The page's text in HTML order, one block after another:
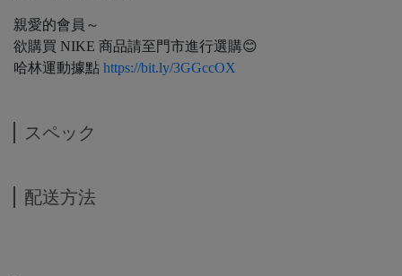
親愛的會員～
欲購買 NIKE 商品請至門市進行選購😊
哈林運動據點 https://bit.ly/3GGccOX
スペック
配送方法